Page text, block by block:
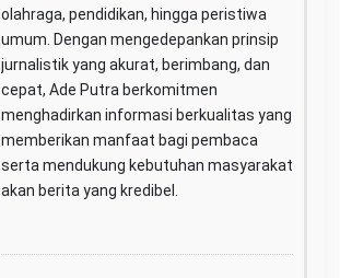
olahraga, pendidikan, hingga peristiwa
umum. Dengan mengedepankan prinsip
jurnalistik yang akurat, berimbang, dan
cepat, Ade Putra berkomitmen
menghadirkan informasi berkualitas yang
memberikan manfaat bagi pembaca
serta mendukung kebutuhan masyarakat
akan berita yang kredibel.